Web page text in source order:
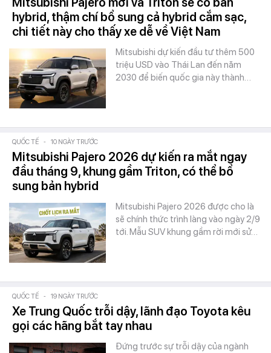
hybrid, thậm chí bổ sung cả hybrid cắm sạc,
chi tiết này cho thấy xe dễ về Việt Nam
Mitsubishi dự kiến đầu tư thêm 500
triệu USD vào Thái Lan đến năm
2030 để biến quốc gia này thành…
QUỐC TẾ - 10 NGÀY TRƯỚC
Mitsubishi Pajero 2026 dự kiến ra mắt ngay
đầu tháng 9, khung gầm Triton, có thể bổ
sung bản hybrid
Mitsubishi Pajero 2026 được cho là
sẽ chính thức trình làng vào ngày 2/9
tới. Mẫu SUV khung gầm rời mới sử…
QUỐC TẾ - 19 NGÀY TRƯỚC
Xe Trung Quốc trỗi dậy, lãnh đạo Toyota kêu
gọi các hãng bắt tay nhau
Đứng trước sự trỗi dậy của ngành